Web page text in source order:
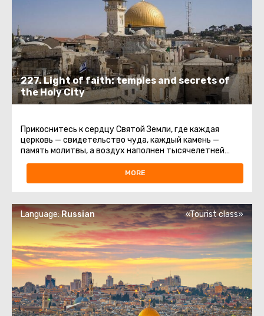
227. Light of faith: temples and secrets of
the Holy City
Прикоснитесь к сердцу Святой Земли, где каждая
церковь — свидетельство чуда, каждый камень —
память молитвы, а воздух наполнен тысячелетней
святостью.Эта экскурсия ...
MORE
Language:Russian «Tourist class»